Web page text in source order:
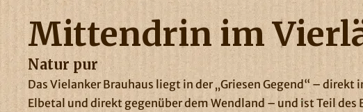
Mittendrin im
Natur pur
Das Vielanker Brauhaus liegt in der „Griesen Gegend“ –
Elbetal und direkt gegenüber dem Wendland – und ist Teil